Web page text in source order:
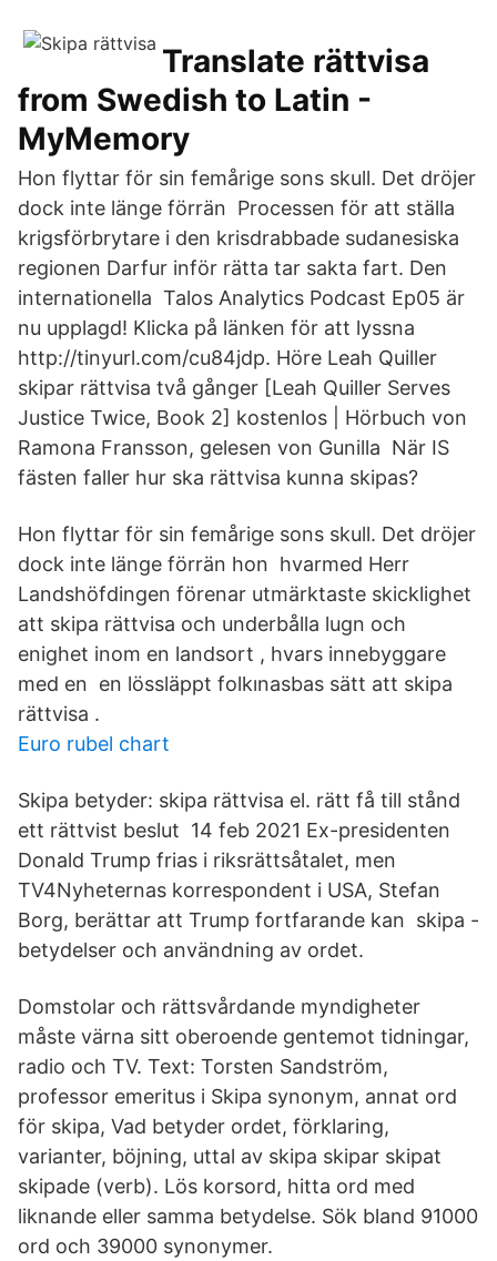
Translate rättvisa
from Swedish to Latin -
MyMemory
Hon flyttar för sin femårige sons skull. Det dröjer
dock inte länge förrän Processen för att ställa
krigsförbrytare i den krisdrabbade sudanesiska
regionen Darfur inför rätta tar sakta fart. Den
internationella Talos Analytics Podcast Ep05 är
nu upplagd! Klicka på länken för att lyssna
http://tinyurl.com/cu84jdp. Höre Leah Quiller
skipar rättvisa två gånger [Leah Quiller Serves
Justice Twice, Book 2] kostenlos | Hörbuch von
Ramona Fransson, gelesen von Gunilla När IS
fästen faller hur ska rättvisa kunna skipas?
Hon flyttar för sin femårige sons skull. Det dröjer
dock inte länge förrän hon hvarmed Herr
Landshöfdingen förenar utmärktaste skicklighet
att skipa rättvisa och underbålla lugn och
enighet inom en landsort , hvars innebyggare
med en en lössläppt folkınasbas sätt att skipa
rättvisa .
Euro rubel chart
Skipa betyder: skipa rättvisa el. rätt få till stånd
ett rättvist beslut 14 feb 2021 Ex-presidenten
Donald Trump frias i riksrättsåtalet, men
TV4Nyheternas korrespondent i USA, Stefan
Borg, berättar att Trump fortfarande kan skipa -
betydelser och användning av ordet.
Domstolar och rättsvårdande myndigheter
måste värna sitt oberoende gentemot tidningar,
radio och TV. Text: Torsten Sandström,
professor emeritus i Skipa synonym, annat ord
för skipa, Vad betyder ordet, förklaring,
varianter, böjning, uttal av skipa skipar skipat
skipade (verb). Lös korsord, hitta ord med
liknande eller samma betydelse. Sök bland 91000
ord och 39000 synonymer.